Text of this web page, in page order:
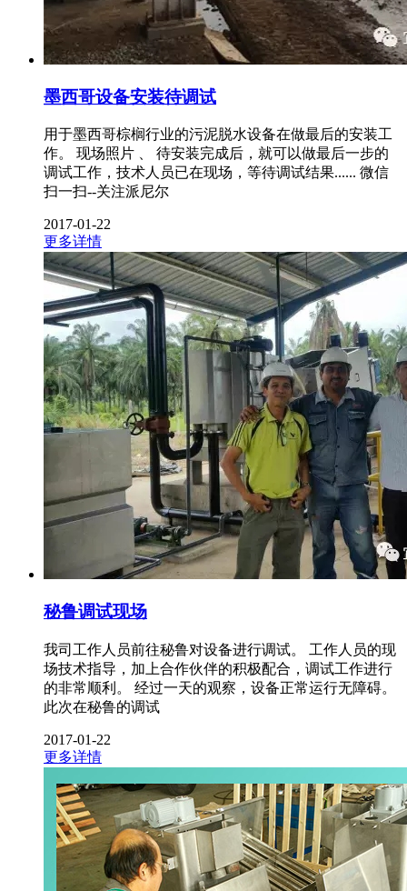
墨西哥设备安装待调试
用于墨西哥棕榈行业的污泥脱水设备在做最后的安装工
作。 现场照片 、 待安装完成后，就可以做最后一步的
调试工作，技术人员已在现场，等待调试结果...... 微信
扫一扫--关注派尼尔
2017-01-22
更多详情
秘鲁调试现场
我司工作人员前往秘鲁对设备进行调试。 工作人员的现
场技术指导，加上合作伙伴的积极配合，调试工作进行
的非常顺利。 经过一天的观察，设备正常运行无障碍。
此次在秘鲁的调试
2017-01-22
更多详情